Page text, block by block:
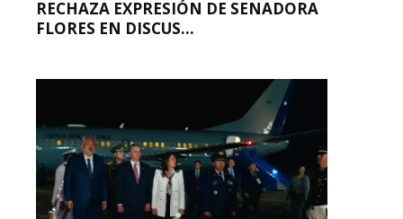
RECHAZA EXPRESIÓN DE SENADORA
FLORES EN DISCUS...